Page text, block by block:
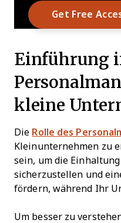
Einführung
kleine
Die Rolle des
Kleinunternehmen zu
sein, um die
sicherzustellen und
fördern, während Ihr
Um besser zu